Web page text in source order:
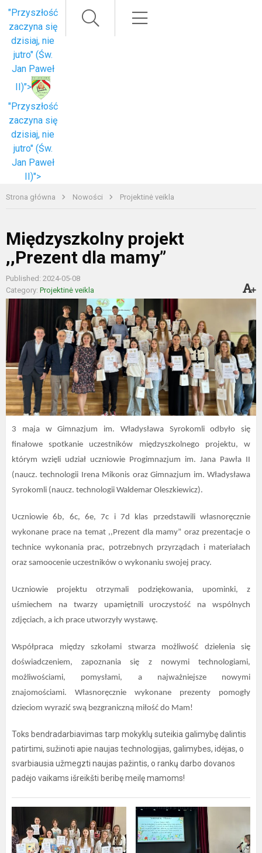
"Przyszłość
zaczyna się
dzisiaj, nie
jutro" (Św.
Jan Paweł
II)">
"Przyszłość
zaczyna się
dzisiaj, nie
jutro" (Św.
Jan Paweł
II)">
Strona główna Nowości Projektinė veikla
Międzyszkolny projekt
,,Prezent dla mamy”
Published: 2024-05-08
Category: Projektinė veikla
3 maja w Gimnazjum im. Władysława Syrokomli odbyło się
finałowe spotkanie uczestników międzyszkolnego projektu, w
którym wzięli udział uczniowie Progimnazjum im. Jana Pawła II
(naucz. technologii Irena Mikonis oraz Gimnazjum im. Władysława
Syrokomli (naucz. technologii Waldemar Oleszkiewicz).
Uczniowie 6b, 6c, 6e, 7c i 7d klas przedstawili własnoręcznie
wykonane prace na temat ,,Prezent dla mamy” oraz prezentacje o
technice wykonania prac, potrzebnych przyrządach i materiałach
oraz samoocenie uczestników o wykonaniu swojej pracy.
Uczniowie projektu otrzymali podziękowania, upominki, z
uśmiechem na twarzy upamiętnili uroczystość na wspólnych
zdjęciach, a ich prace utworzyły wystawę.
Współpraca między szkołami stwarza możliwość dzielenia się
doświadczeniem, zapoznania się z nowymi technologiami,
możliwościami, pomysłami, a najważniejsze nowymi
znajomościami. Własnoręcznie wykonane prezenty pomogły
dzieciom wyrazić swą bezgraniczną miłość do Mam!
Toks bendradarbiavimas tarp mokyklų suteikia galimybę dalintis
patirtimi, sužinoti apie naujas technologijas, galimybes, idėjas, o
svarbiausia užmegzti naujas pažintis, o rankų darbo dovanos
padėjo vaikams išreikšti beribę meilę mamoms!